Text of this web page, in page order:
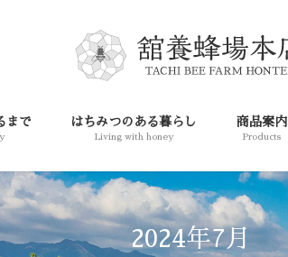
まで はちみつのある暮らし
Living with honey
商品案内
Products
2024年7月